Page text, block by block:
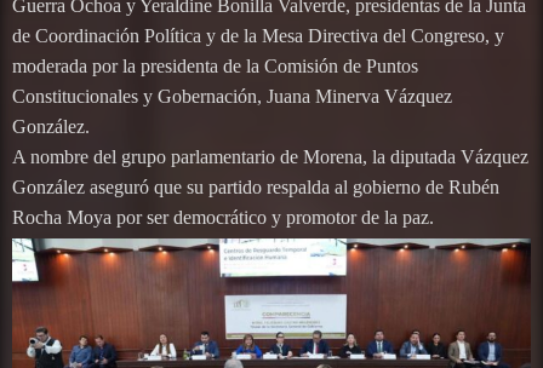
Guerra Ochoa y Yeraldine Bonilla Valverde, presidentas de la Junta
de Coordinación Política y de la Mesa Directiva del Congreso, y
moderada por la presidenta de la Comisión de Puntos
Constitucionales y Gobernación, Juana Minerva Vázquez
González.
A nombre del grupo parlamentario de Morena, la diputada Vázquez
González aseguró que su partido respalda al gobierno de Rubén
Rocha Moya por ser democrático y promotor de la paz.